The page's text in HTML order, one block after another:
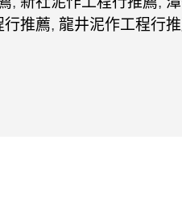
行推薦, 龍井泥作工程行